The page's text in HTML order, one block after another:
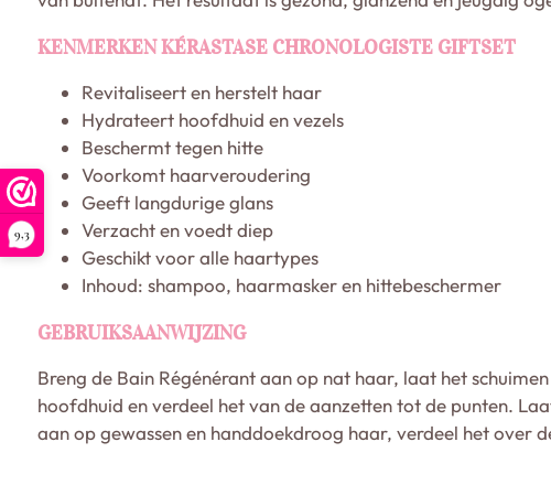
9,3
KENMERKEN KÉRASTASE CHRONOLOGISTE GIFTSET
Revitaliseert en herstelt haar
Hydrateert hoofdhuid en vezels
Beschermt tegen hitte
Voorkomt haarveroudering
Geeft langdurige glans
Verzacht en voedt diep
Geschikt voor alle haartypes
Inhoud: shampoo, haarmasker en hittebeschermer
GEBRUIKSAANWIJZING
Breng de Bain Régénérant aan op nat haar, laat het
hoofdhuid en verdeel het van de aanzetten tot de punten.
aan op gewassen en handdoekdroog haar, verdeel het over